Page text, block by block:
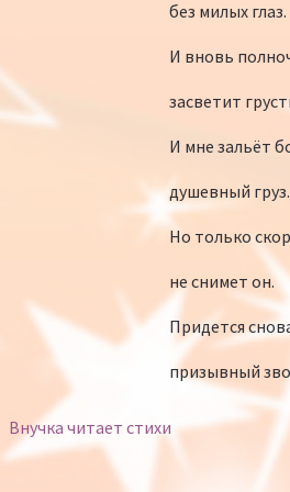
без милых глаз.
И вновь
засветит
И мне зальёт
душевный груз.
Но только
не снимет он.
Придется
призывный
Внучка читает стихи